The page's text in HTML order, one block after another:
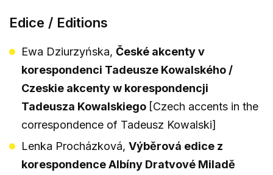
Edice / Editions
Ewa Dziurzyńska, České akcenty v
korespondenci Tadeusze Kowalského /
Czeskie akcenty w korespondencji
Tadeusza Kowalskiego [Czech accents in the
correspondence of Tadeusz Kowalski]
Lenka Procházková, Výběrová edice z
korespondence Albíny Dratvové Miladě